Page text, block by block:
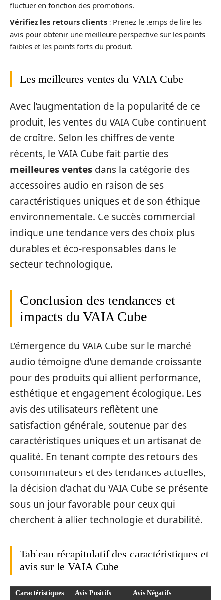
fluctuer en fonction des promotions.
Vérifiez les retours clients : Prenez le temps de lire les
avis pour obtenir une meilleure perspective sur les points
faibles et les points forts du produit.
Les meilleures ventes du VAIA Cube
Avec l’augmentation de la popularité de ce
produit, les ventes du VAIA Cube continuent
de croître. Selon les chiffres de vente
récents, le VAIA Cube fait partie des
meilleures ventes dans la catégorie des
accessoires audio en raison de ses
caractéristiques uniques et de son éthique
environnementale. Ce succès commercial
indique une tendance vers des choix plus
durables et éco-responsables dans le
secteur technologique.
Conclusion des tendances et
impacts du VAIA Cube
L’émergence du VAIA Cube sur le marché
audio témoigne d’une demande croissante
pour des produits qui allient performance,
esthétique et engagement écologique. Les
avis des utilisateurs reflètent une
satisfaction générale, soutenue par des
caractéristiques uniques et un artisanat de
qualité. En tenant compte des retours des
consommateurs et des tendances actuelles,
la décision d’achat du VAIA Cube se présente
sous un jour favorable pour ceux qui
cherchent à allier technologie et durabilité.
Tableau récapitulatif des caractéristiques et
avis sur le VAIA Cube
Caractéristiques Avis Positifs Avis Négatifs